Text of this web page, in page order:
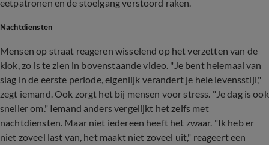
eetpatronen en de stoelgang verstoord raken.
Nachtdiensten
Mensen op straat reageren wisselend op het verzetten van de
klok, zo is te zien in bovenstaande video. "Je bent helemaal van
slag in de eerste periode, eigenlijk verandert je hele levensstijl,"
zegt iemand. Ook zorgt het bij mensen voor stress. "Je dag is ook
sneller om." Iemand anders vergelijkt het zelfs met
nachtdiensten. Maar niet iedereen heeft het zwaar. "Ik heb er
niet zoveel last van, het maakt niet zoveel uit," reageert een